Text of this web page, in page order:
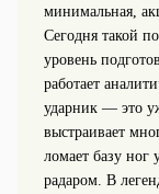
минимальная,
Сегодня такой
уровень
работает
ударник — это
выстраивает
ломает базу ног
радаром. В